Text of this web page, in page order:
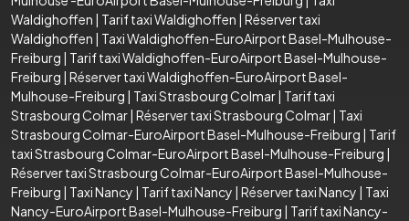
Waldighoffen | Tarif taxi Waldighoffen | Réserver taxi
Waldighoffen | Taxi Waldighoffen-EuroAirport Basel-Mulhouse-
Freiburg | Tarif taxi Waldighoffen-EuroAirport Basel-Mulhouse-
Freiburg | Réserver taxi Waldighoffen-EuroAirport Basel-
Mulhouse-Freiburg | Taxi Strasbourg Colmar| Tarif taxi
Strasbourg Colmar| Réserver taxi Strasbourg Colmar| Taxi
Strasbourg Colmar-EuroAirport Basel-Mulhouse-Freiburg | Tarif
taxi Strasbourg Colmar-EuroAirport Basel-Mulhouse-Freiburg |
Réserver taxi Strasbourg Colmar-EuroAirport Basel-Mulhouse-
Freiburg | Taxi Nancy | Tarif taxi Nancy | Réserver taxi Nancy | Taxi
Nancy-EuroAirport Basel-Mulhouse-Freiburg | Tarif taxi Nancy-